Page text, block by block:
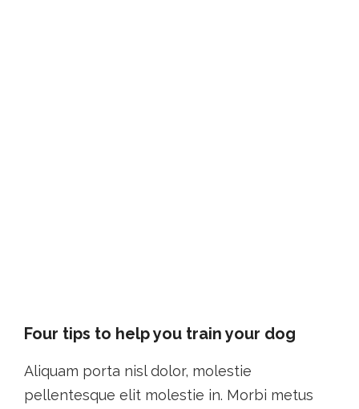
Four tips to help you train your dog
Aliquam porta nisl dolor, molestie
pellentesque elit molestie in. Morbi metus